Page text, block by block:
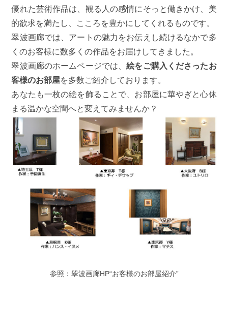
優れた芸術作品は、観る人の感情にそっと働きかけ、美
的欲求を満たし、こころを豊かにしてくれるものです。
翠波画廊では、アートの魅力をお伝えし続けるなかで多
くのお客様に数多くの作品をお届けしてきました。
翠波画廊のホームページでは、絵をご購入くださったお
客様のお部屋を多数ご紹介しております。
あなたも一枚の絵を飾ることで、お部屋に華やぎと心休
まる温かな空間へと変えてみませんか？
参照：翠波画廊HP“お客様のお部屋紹介”